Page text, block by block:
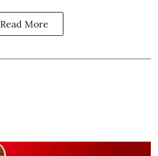
Read More